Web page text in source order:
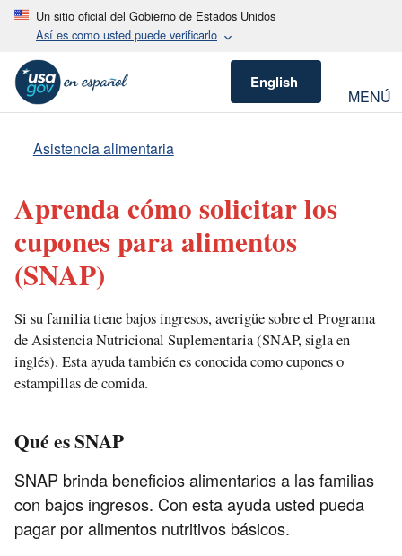
Un sitio oficial del Gobierno de Estados Unidos
Así es como usted puede verificarlo
English
MENÚ
Asistencia alimentaria
Aprenda cómo solicitar los
cupones para alimentos
(SNAP)
Si su familia tiene bajos ingresos, averigüe sobre el Programa
de Asistencia Nutricional Suplementaria (SNAP, sigla en
inglés). Esta ayuda también es conocida como cupones o
estampillas de comida.
Qué es SNAP
SNAP brinda beneficios alimentarios a las familias
con bajos ingresos. Con esta ayuda usted pueda
pagar por alimentos nutritivos básicos.